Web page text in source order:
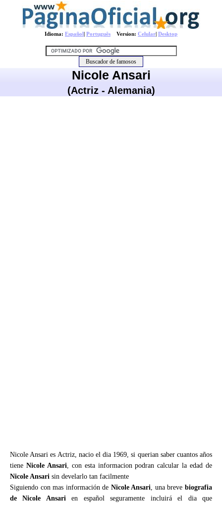
Idioma: Español| Português Version: Celular| Desktop
Nicole Ansari
(Actriz - Alemania)
Nicole Ansari es Actriz, nacio el dia 1969, si querian saber cuantos años
tiene Nicole Ansari, con esta informacion podran calcular la edad de
Nicole Ansari sin develarlo tan facilmente
Siguiendo con mas información de Nicole Ansari, una brevebiografia
de Nicole Ansarien español seguramente incluirá el dia que